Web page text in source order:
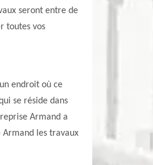
seront entre de
toutes vos
endroit où ce
se réside dans
Armand a
Armand les travaux